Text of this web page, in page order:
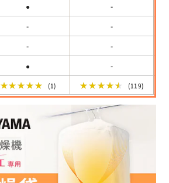
●
-
-
●
★★★★★ (1)
-
-
-
-
★★★★★ (119)